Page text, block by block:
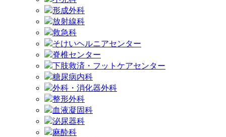
形成外科
放射線科
救急科
そけいヘルニアセンター
脊椎センター
下肢救済・フットケアセンター
糖尿病内科
外科・消化器外科
整形外科
血液凝固科
泌尿器科
麻酔科